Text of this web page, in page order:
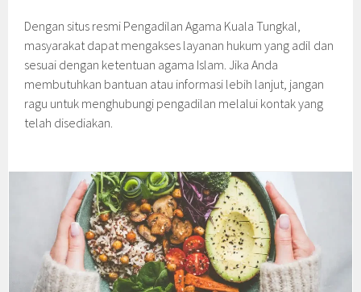
Dengan situs resmi Pengadilan Agama Kuala Tungkal,
masyarakat dapat mengakses layanan hukum yang adil dan
sesuai dengan ketentuan agama Islam. Jika Anda
membutuhkan bantuan atau informasi lebih lanjut, jangan
ragu untuk menghubungi pengadilan melalui kontak yang
telah disediakan.